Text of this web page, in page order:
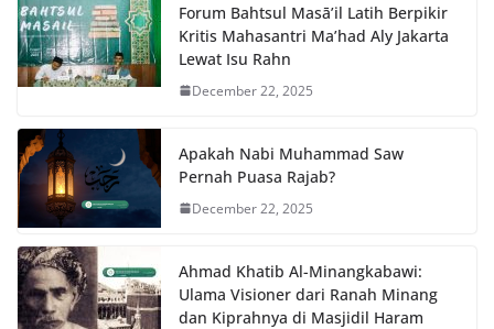
Forum Bahtsul Masā’il Latih Berpikir
Kritis Mahasantri Ma’had Aly Jakarta
Lewat Isu Rahn
December 22, 2025
Apakah Nabi Muhammad Saw
Pernah Puasa Rajab?
December 22, 2025
Ahmad Khatib Al-Minangkabawi:
Ulama Visioner dari Ranah Minang
dan Kiprahnya di Masjidil Haram